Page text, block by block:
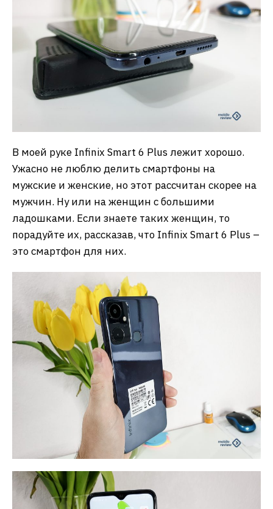
В моей руке Infinix Smart 6 Plus лежит хорошо.
Ужасно не люблю делить смартфоны на
мужские и женские, но этот рассчитан скорее на
мужчин. Ну или на женщин с большими
ладошками. Если знаете таких женщин, то
порадуйте их, рассказав, что Infinix Smart 6 Plus –
это смартфон для них.